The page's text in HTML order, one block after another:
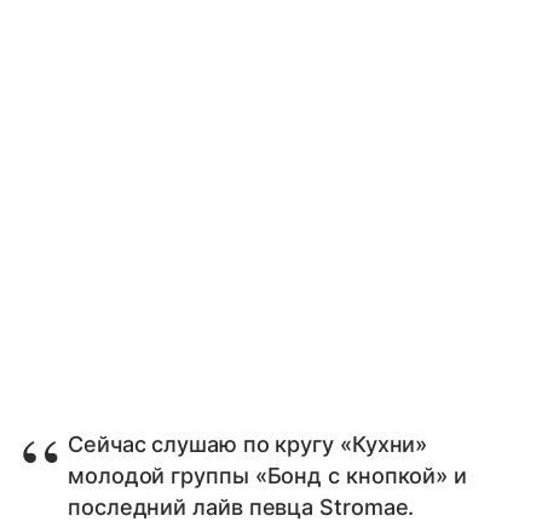
Сейчас слушаю по кругу «Кухни»
молодой группы «Бонд с кнопкой» и
последний лайв певца Stromae.